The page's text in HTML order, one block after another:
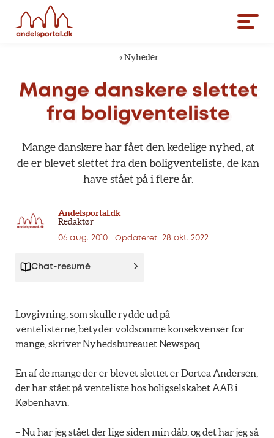
« Nyheder
Mange danskere slettet
fra boligventeliste
Mange danskere har fået den kedelige nyhed, at
de er blevet slettet fra den boligventeliste, de kan
have stået på i flere år.
Andelsportal.dk
Redaktør
06 aug. 2010 Opdateret: 28 okt. 2022
Chat-resumé
Lovgivning, som skulle rydde ud på
ventelisterne, betyder voldsomme konsekvenser for
mange, skriver Nyhedsbureauet Newspaq.
En af de mange der er blevet slettet er Dortea Andersen,
der har stået på venteliste hos boligselskabet AAB i
København.
– Nu har jeg stået der lige siden min dåb, og det har jeg så